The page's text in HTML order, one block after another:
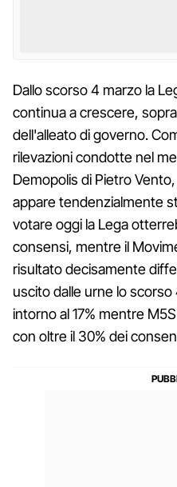
Dallo scorso 4 marzo la
continua a crescere,
dell'alleato di governo.
rilevazioni condotte nel
Demopolis di Pietro
appare tendenzialmente
votare oggi la Lega
consensi, mentre il
risultato decisamente
uscito dalle urne lo scorso
intorno al 17% mentre
con oltre il 30% dei